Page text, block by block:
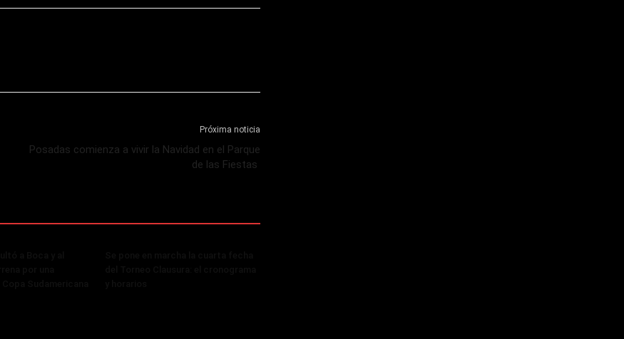
Próxima noticia
Posadas comienza a vivir la Navidad en el Parque
de las Fiestas